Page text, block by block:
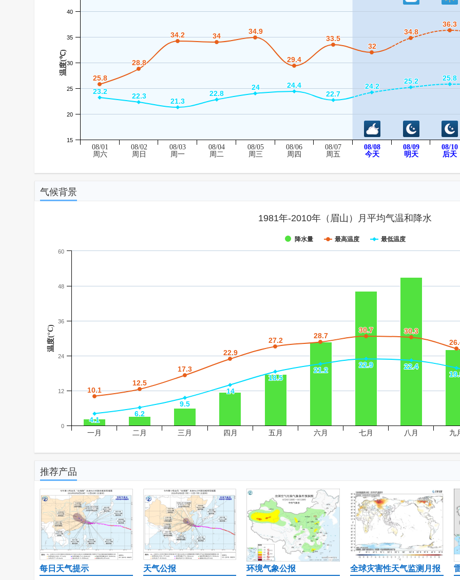
温度(℃)
25.8
25.8
28.8
28.8
34.2
34.2 34
34
34.9
34.9
29.4
29.4
33.5
33.5
32
32
34.8
34.8
36.3
36.3
23.2
23.2
22.3
22.3
21.3
21.3
22.8
22.8
24
24 24.4
24.4
22.7
22.7
24.2
24.2
25.2
25.2 25.8
25.8
20
30
40
15
25
35
08/01
周六
08/02
周日
08/03
周一
08/04
周二
08/05
周三
08/06
周四
08/07
周五
08/08
今天
08/09
明天
08/10
后天
气候背景
温度(°C)
1981年-2010年（眉山）月平均气温和降水
10.1
10.1
12.5
12.5
17.3
17.3
22.9
22.9
27.2
27.2
28.7
28.7
30.7
30.7 30.3
30.3
4.1
4.1
6.2
6.2
9.5
9.5
14
14
18.5
18.5
21.2
21.2
22.9
22.9 22.4
22.4
降水量 最高温度 最低温度
一月 二月 三月 四月 五月 六月 七月 八月 九
0
12
24
36
48
60
推荐产品
每日天气提示 天气公报 环境气象公报 全球灾害性天气监测月报